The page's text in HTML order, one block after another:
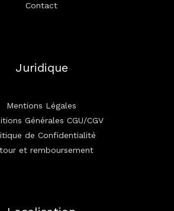
Contact
Juridique
Mentions Légales
Générales CGU/CGV
de Confidentialité
et remboursement